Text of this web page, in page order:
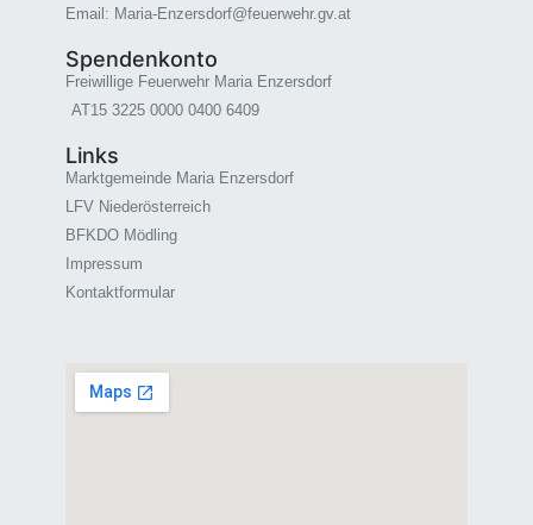
Email: Maria-Enzersdorf@feuerwehr.gv.at
Spendenkonto
Freiwillige Feuerwehr Maria Enzersdorf
AT15 3225 0000 0400 6409
Links
Marktgemeinde Maria Enzersdorf
LFV Niederösterreich
BFKDO Mödling
Impressum
Kontaktformular